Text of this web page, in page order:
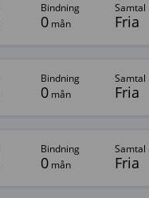
bindning
0 mån
samtal
Fria
bindning
0 mån
samtal
Fria
bindning
0 mån
samtal
Fria